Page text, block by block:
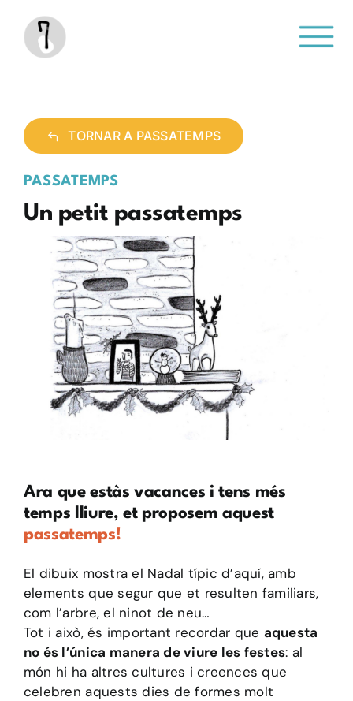
contenido
TORNAR A PASSATEMPS
PASSATEMPS
Un petit passatemps
Ara que estàs vacances i tens més
temps lliure, et proposem aquest
passatemps!
El dibuix mostra el Nadal típic d’aquí, amb
elements que segur que et resulten familiars,
com l’arbre, el ninot de neu…
Tot i això, és important recordar que aquesta
no és l’única manera de viure les festes: al
món hi ha altres cultures i creences que
celebren aquests dies de formes molt